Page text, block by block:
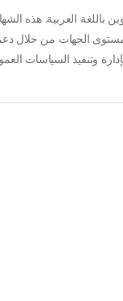
باللغة العربية. هذه
مستوى الجهات من
وتنفيذ السياسات